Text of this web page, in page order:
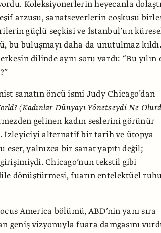
Koleksiyonerlerin heyecanla
arzusu, sanatseverlerin coşkusu
güçlü seçkisi ve İstanbul’un
bu buluşmayı daha da unutulmaz kıldı.
dilinde aynı soru vardı: “Bu yılın
sanatın öncü ismi Judy Chicago’dan
(Kadınlar Dünyayı Yönetseydi Ne
gelinen kadın seslerini görünür
İzleyiciyi alternatif bir tarih ve ütopya
yalnızca bir sanat yapıtı değil;
Chicago’nun tekstil gibi
dönüştürmesi, fuarın entelektüel
America bölümü, ABD’nin yanı sıra
geniş vizyonuyla fuara damgasını